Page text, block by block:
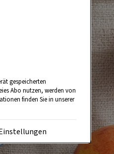
gespeicherten
Abo nutzen, werden von
finden Sie in unserer